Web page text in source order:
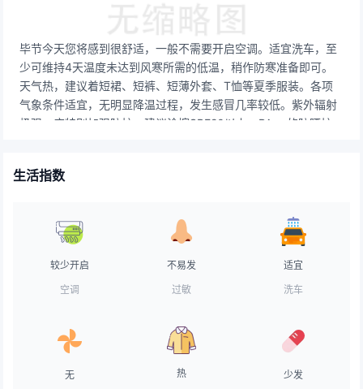
毕节今天您将感到很舒适，一般不需要开启空调。适宜洗车，至
少可维持4天温度未达到风寒所需的低温，稍作防寒准备即可。
天气热，建议着短裙、短裤、短薄外套、T恤等夏季服装。各项
气象条件适宜，无明显降温过程，发生感冒几率较低。紫外辐射
极强，应特别加强防护，建议涂擦SPF20以上，PA++的防晒护
正常行驶。天气不错，适宜晾晒。赶紧把久未见阳光的衣物搬出
垂钓时光。天气舒适，令人神清气爽的一天，不用担心中暑的困
扰。建议用蜜质SPF20面霜打底，水质无油粉底霜。
生活指数
较少开启
空调
不易发
过敏
适宜
洗车
无
热
少发